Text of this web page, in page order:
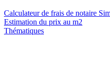
Calculateur de frais de notaire
Estimation du prix au m2
Thématiques